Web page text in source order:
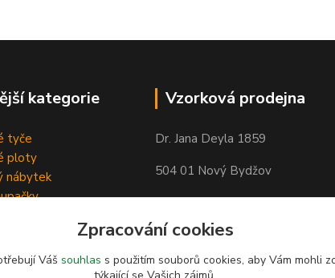
kategorie
tyče
ploty
nábytek
Vzorková prodejna
Dr. Jana Deyla 1859
504 01 Nový Bydžov
Otevírací doba:
Po - Pá 8:00 - 17:00
So - 8:00 - 17:00
Zpracování cookies
Váš souhlas s použitím souborů cookies, aby Vám mohli